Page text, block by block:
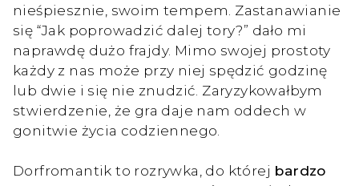
nieśpiesznie, swoim tempem. Zastanawianie
się “Jak poprowadzić dalej tory?” dało mi
naprawdę dużo frajdy. Mimo swojej prostoty
każdy z nas może przy niej spędzić godzinę
lub dwie i się nie znudzić. Zaryzykowałbym
stwierdzenie, że gra daje nam oddech w
gonitwie życia codziennego.
Dorfromantik to rozrywka, do której bardzo